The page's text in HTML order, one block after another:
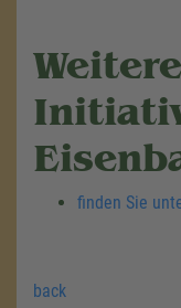
finden Sie
back